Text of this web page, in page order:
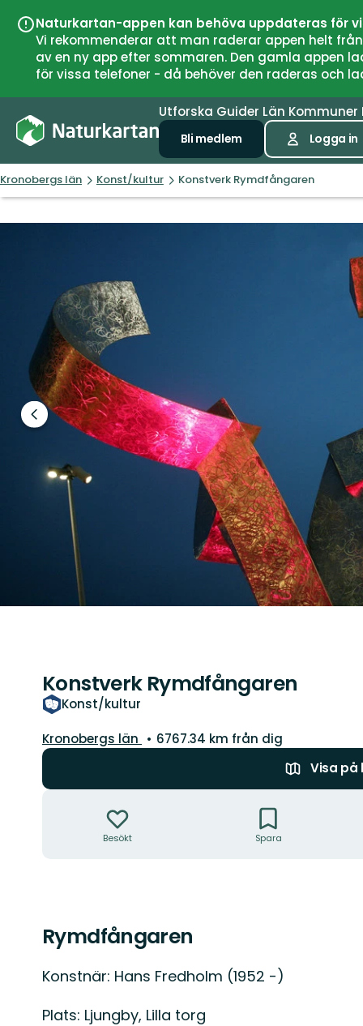
Naturkartan-appen kan behöva uppdateras för
Vi rekommenderar att man raderar appen helt
av en ny app efter sommaren. Den gamla
för vissa telefoner - då behöver den raderas och
Utforska Guider Län Kommuner
Bli medlem Logga in
Kronobergs län Konst/kultur Konstverk Rymdfångaren
Föregående
Konstverk Rymdfångaren
Konst/kultur
Län:
Kronobergs län
6767.34 km från dig
Visa på
Besökt Spara
Beskrivning
Rymdfångaren
Konstnär: Hans Fredholm (1952 -)
Plats: Ljungby, Lilla torg